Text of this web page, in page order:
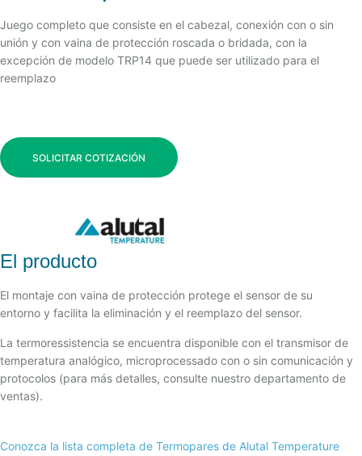
Juego completo que consiste en el cabezal, conexión con o sin
unión y con vaina de protección roscada o bridada, con la
excepción de modelo TRP14 que puede ser utilizado para el
reemplazo
SOLICITAR COTIZACIÓN
El producto
El montaje con vaina de protección protege el sensor de su
entorno y facilita la eliminación y el reemplazo del sensor.
La termoressistencia se encuentra disponible con el transmisor de
temperatura analógico, microprocessado con o sin comunicación y
protocolos (para más detalles, consulte nuestro departamento de
ventas).
Conozca la lista completa de Termopares de Alutal Temperature